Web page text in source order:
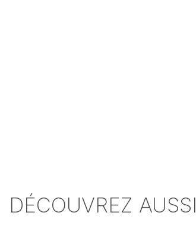
DÉCOUVREZ AUSSI